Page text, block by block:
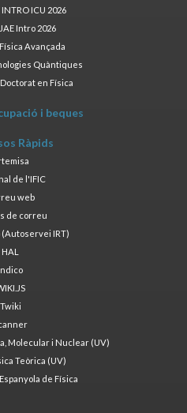
INTRO ICU 2026
Intro 2026
Avançada
Quàntiques
en Física
i beques
Ràpids
de l'IFIC
web
de correu
IRT)
HAL
Twiki
Molecular i Nuclear (UV)
Teòrica (UV)
de Física